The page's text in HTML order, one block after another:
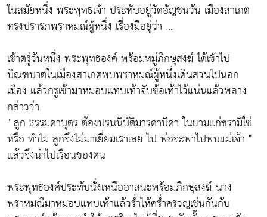
ในสมัยหนึ่ง พระพุทธเจ้า ประทับอยู่วัดอัญชนวัน เมืองสาเกต
ทรงปรารภพราหมณ์ผู้หนึ่ง เรื่องมีอยู่ว่า ...
เช้าตรู่วันหนึ่ง พระพุทธองค์ พร้อมหมู่ภิกษุสงฆ์ ได้เข้าไป
บิณฑบาตในเมืองสาเกตพบพราหมณ์ผู้หนึ่งเดินสวนไปนอก
เมือง แล้วกรูเข้ามาหมอบแทบเท้าจับข้อเท้าไว้แน่นแล้วพลาง
กล่าวว่า
" ลูก ธรรมดาบุตร ต้องปรนนิบัติมารดาบิดา ในยามแก่ชรามิใช่
หรือ ทำไม ลูกจึงไม่มาเยี่ยมเราเลย ไป พ่อจะพาไปพบแม่เจ้า "
แล้วจึงนำไปเรือนของตน
พระพุทธองค์ประทับนั่งเหนืออาสนะพร้อมภิกษุสงฆ์ นาง
พราหมณีมาหมอบแทบเท้าแล้วร่ำไห้คร่ำครวญเช่นกันกับ